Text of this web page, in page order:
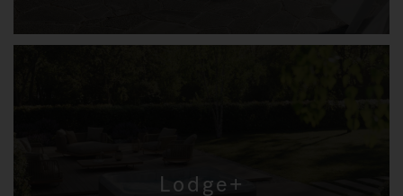
Lodge+